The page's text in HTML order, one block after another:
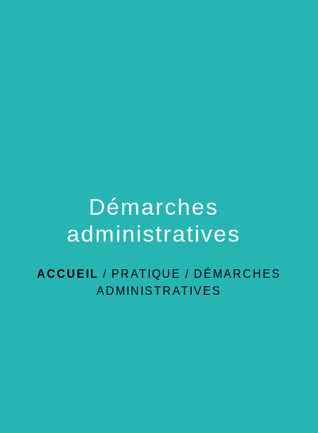
Démarches
administratives
ACCUEIL / PRATIQUE / DÉMARCHES
ADMINISTRATIVES